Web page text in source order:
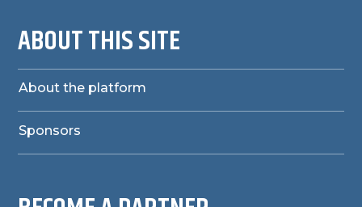
ABOUT THIS SITE
About the platform
Sponsors